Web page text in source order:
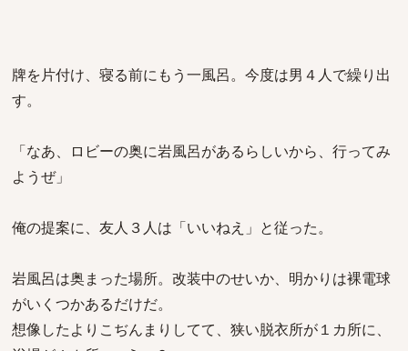
牌を片付け、寝る前にもう一風呂。今度は男４人で繰り出
す。
「なあ、ロビーの奥に岩風呂があるらしいから、行ってみ
ようぜ」
俺の提案に、友人３人は「いいねえ」と従った。
岩風呂は奥まった場所。改装中のせいか、明かりは裸電球
がいくつかあるだけだ。
想像したよりこぢんまりしてて、狭い脱衣所が１カ所に、